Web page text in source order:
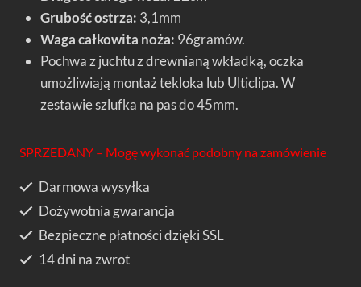
Grubość ostrza: 3,1mm
Waga całkowita noża: 96gramów.
Pochwa z juchtu z drewnianą wkładką, oczka
umożliwiają montaż tekloka lub Ulticlipa. W
zestawie szlufka na pas do 45mm.
SPRZEDANY – Mogę wykonać podobny na zamówienie
Darmowa wysyłka
Dożywotnia gwarancja
Bezpieczne płatności dzięki SSL
14 dni na zwrot